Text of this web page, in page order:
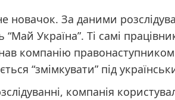
новачок. За даними
“Май Україна”. Ті самі
компанію правонаступником
“змімкувати” під
компанія